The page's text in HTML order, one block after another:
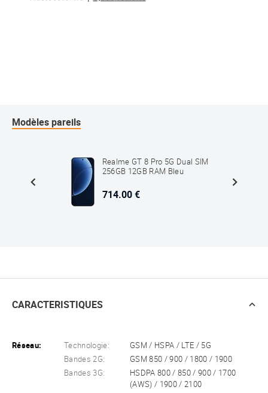
Modèles pareils
Realme GT 8 Pro 5G Dual SIM
256GB 12GB RAM Bleu
714.00 €
CARACTERISTIQUES
Réseau: Technologie:
GSM / HSPA / LTE / 5G
Bandes 2G:
GSM 850 / 900 / 1800 / 1900
Bandes 3G:
HSDPA 800 / 850 / 900 / 1700
(AWS) / 1900 / 2100